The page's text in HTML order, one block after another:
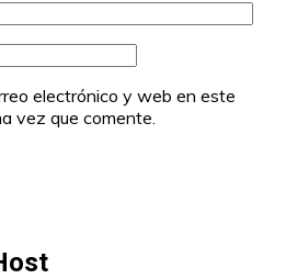
electrónico y web en este
vez que comente.